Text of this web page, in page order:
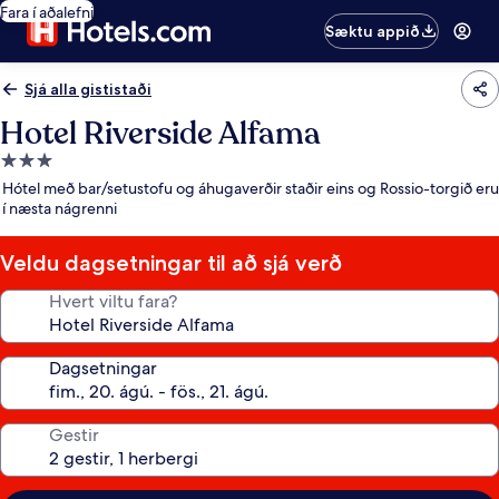
Fara í aðalefni
Sæktu appið
Sjá alla gististaði
Hotel Riverside Alfama
3.0
stjörnu
gististaður
Hótel með bar/setustofu og áhugaverðir staðir eins og Rossio-torgið eru
í næsta nágrenni
Veldu dagsetningar til að sjá verð
Hvert viltu fara?
Dagsetningar
Gestir